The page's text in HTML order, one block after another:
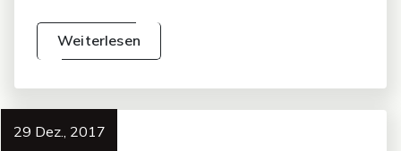
Weiterlesen
29 Dez., 2017